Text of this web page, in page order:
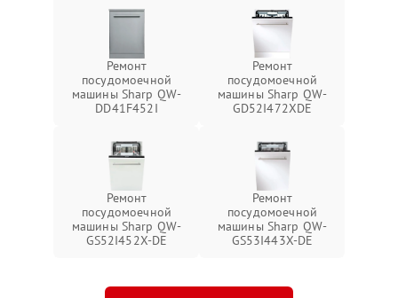
Ремонт
посудомоечной
машины Sharp QW-
DD41F452I
Ремонт
посудомоечной
машины Sharp QW-
GD52I472XDE
Ремонт
посудомоечной
машины Sharp QW-
GS52I452X-DE
Ремонт
посудомоечной
машины Sharp QW-
GS53I443X-DE